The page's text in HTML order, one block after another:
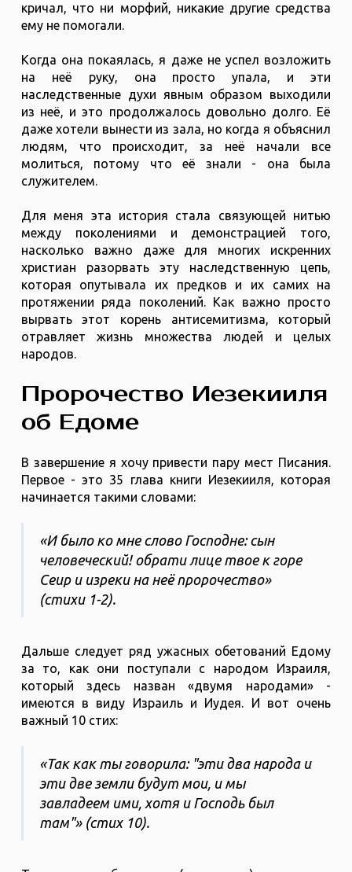
кричал, что ни морфий, никакие другие средства
ему не помогали.
Когда она покаялась, я даже не успел возложить
на неё руку, она просто упала, и эти
наследственные духи явным образом выходили
из неё, и это продолжалось довольно долго. Её
даже хотели вынести из зала, но когда я объяснил
людям, что происходит, за неё начали все
молиться, потому что её знали - она была
служителем.
Для меня эта история стала связующей нитью
между поколениями и демонстрацией того,
насколько важно даже для многих искренних
христиан разорвать эту наследственную цепь,
которая опутывала их предков и их самих на
протяжении ряда поколений. Как важно просто
вырвать этот корень антисемитизма, который
отравляет жизнь множества людей и целых
народов.
Пророчество Иезекииля
об Едоме
В завершение я хочу привести пару мест Писания.
Первое - это 35 глава книги Иезекииля, которая
начинается такими словами:
«И было ко мне слово Господне: сын
человеческий! обрати лице твое к горе
Сеир и изреки на неё пророчество»
(стихи 1-2).
Дальше следует ряд ужасных обетований Едому
за то, как они поступали с народом Израиля,
который здесь назван «двумя народами» -
имеются в виду Израиль и Иудея. И вот очень
важный 10 стих:
«Так как ты говорила: "эти два народа и
эти две земли будут мои, и мы
завладеем ими, хотя и Господь был
там"» (стих 10).